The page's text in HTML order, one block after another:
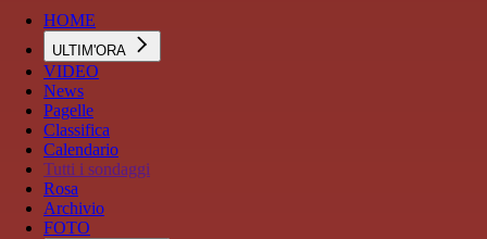
HOME
ULTIM'ORA
VIDEO
News
Pagelle
Classifica
Calendario
Tutti i sondaggi
Rosa
Archivio
FOTO